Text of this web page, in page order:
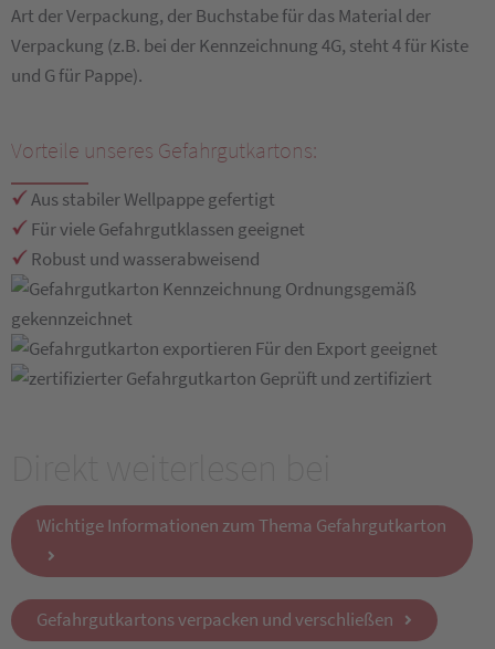
Art der Verpackung, der Buchstabe für das Material der
Verpackung (z.B. bei der Kennzeichnung 4G, steht 4 für Kiste
und G für Pappe).
Vorteile unseres Gefahrgutkartons:
Aus stabiler Wellpappe gefertigt
Für viele Gefahrgutklassen geeignet
Robust und wasserabweisend
Ordnungsgemäß
gekennzeichnet
Für den Export geeignet
Geprüft und zertifiziert
Wichtige Informationen zum Thema Gefahrgutkarton
Gefahrgutkartons verpacken und verschließen